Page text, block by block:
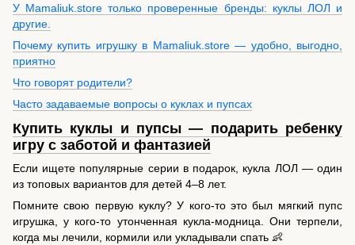
У Mamaliuk.store только проверенные бренды: куклы ЛОЛ и
другие.
Почему купить игрушку в Mamaliuk.store — удобно, выгодно,
приятно
Что говорят родители?
Часто задаваемые вопросы о куклах и пупсах
Купить куклы и пупсы — подарить ребенку
игру с заботой и фантазией
Если ищете популярные серии в подарок, кукла ЛОЛ — один
из топовых вариантов для детей 4–8 лет.
Помните свою первую куклу? У кого-то это был мягкий пупс
игрушка, у кого-то утонченная кукла-модница. Они терпели,
когда мы лечили, кормили или укладывали спать 👶